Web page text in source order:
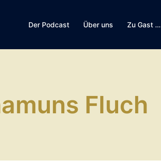
Der Podcast Über uns Zu Gast …
Fluch